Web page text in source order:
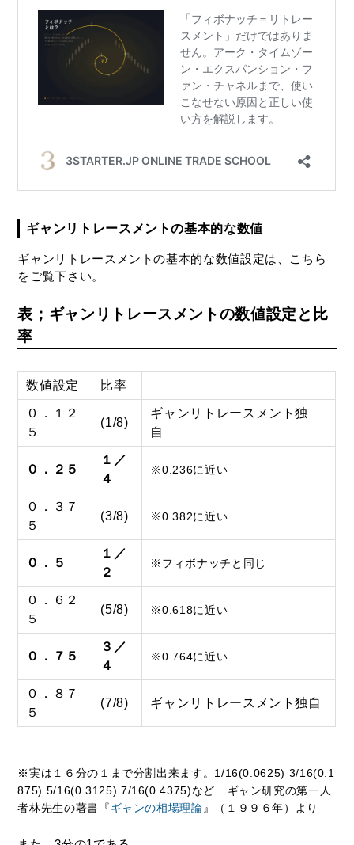
ギャンリトレースメントの基本的な数値
ギャンリトレースメントの基本的な数値設定は、こちら
をご覧下さい。
表；ギャンリトレースメントの数値設定と比
率
数値設定 比率
０．１２
５
(1/8)
ギャンリトレースメント独
自
０．２５
１／
４
※0.236に近い
０．３７
５
(3/8) ※0.382に近い
０．５
１／
２
※フィボナッチと同じ
０．６２
５
(5/8) ※0.618に近い
０．７５
３／
４
※0.764に近い
０．８７
５
(7/8) ギャンリトレースメント独自
※実は１６分の１まで分割出来ます。1/16(0.0625) 3/16(0.1
875) 5/16(0.3125) 7/16(0.4375)など
ギャン研究の第一人
者林先生の著書『 ギャンの相場理論 』（１９９６年）より